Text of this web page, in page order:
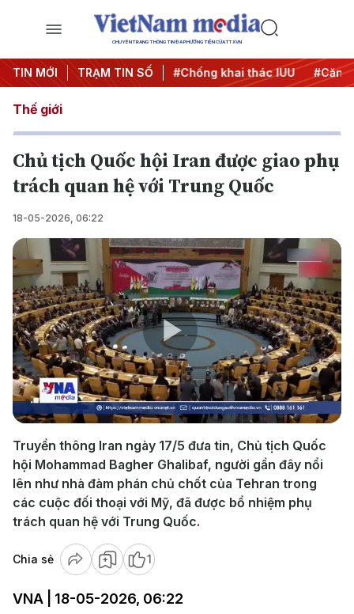
CHUYÊN TRANG THÔNG TIN ĐA PHƯƠNG TIỆN CỦA TTXVN
TIN MỚI TRẠM TIN SỐ
dịch 500 ngày đêm #Chống khai thác IUU #Căng
Thế giới
Chủ tịch Quốc hội Iran được giao phụ
trách quan hệ với Trung Quốc
18-05-2026, 06:22
Play
Video
Truyền thông Iran ngày 17/5 đưa tin, Chủ tịch Quốc
hội Mohammad Bagher Ghalibaf, người gần đây nổi
lên như nhà đàm phán chủ chốt của Tehran trong
các cuộc đối thoại với Mỹ, đã được bổ nhiệm phụ
trách quan hệ với Trung Quốc.
Chia sẻ 1
VNA | 18-05-2026, 06:22